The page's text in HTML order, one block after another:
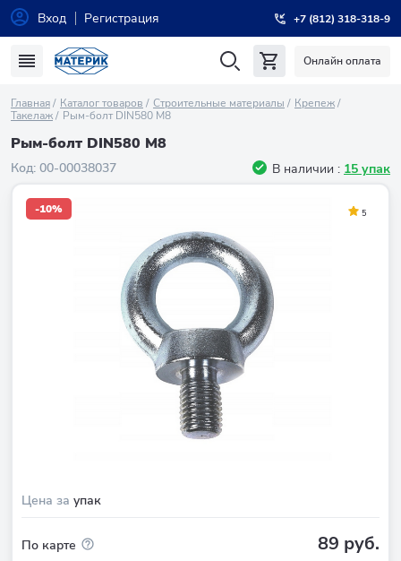
Вход Регистрация +7 (812) 318-318-9
Онлайн оплата
Главная Каталог товаров Строительные материалы
Крепеж
Такелаж
Рым-болт DIN580 М8
Рым-болт DIN580 М8
Код: 00-00038037 В наличии : 15 упак
Цена за упак
-10% 5
По карте 89 руб.